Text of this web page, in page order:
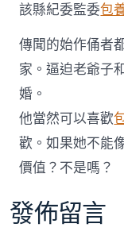
該縣紀委監委包
傳聞的始作俑者
家。逼迫老爺子
婚。
他當然可以喜歡
歡。如果她不能
價值？不是嗎？
發佈留言